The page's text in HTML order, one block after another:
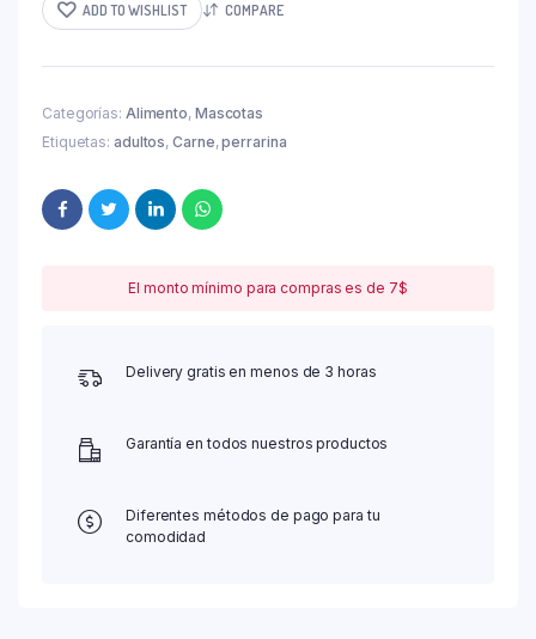
ADD TO WISHLIST COMPARE
Categorías: Alimento, Mascotas
Etiquetas: adultos,Carne,perrarina
El monto mínimo para compras es de 7$
Delivery gratis en menos de 3 horas
Garantía en todos nuestros productos
Diferentes métodos de pago para tu
comodidad